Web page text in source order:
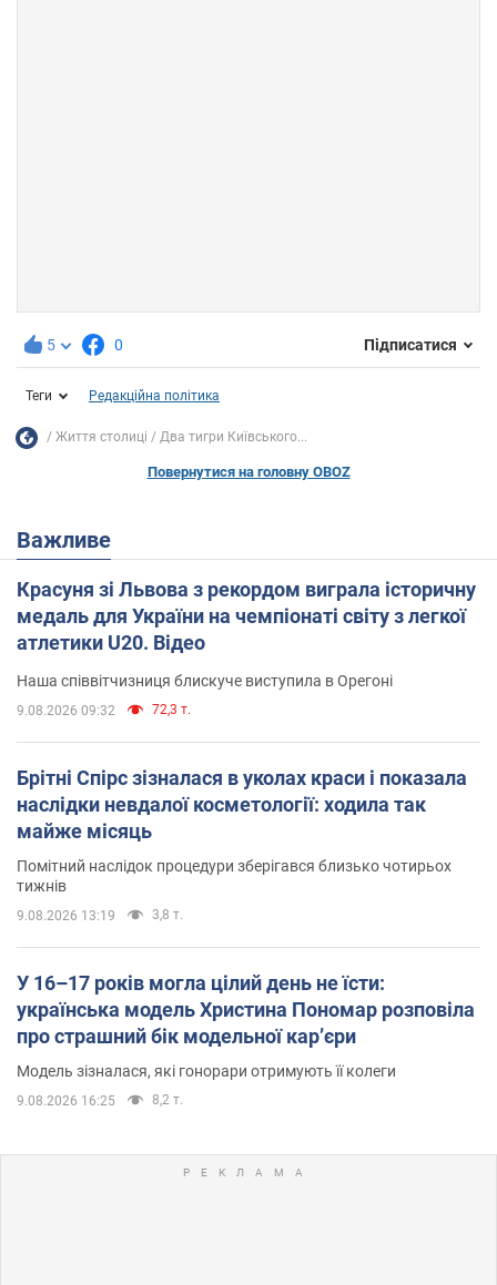
5 0 Підписатися
Теги Редакційна політика
Життя столиці Два тигри Київського...
Повернутися на головну OBOZ
Важливе
Красуня зі Львова з рекордом виграла історичну
медаль для України на чемпіонаті світу з легкої
атлетики U20. Відео
Наша співвітчизниця блискуче виступила в Орегоні
9.08.2026 09:32 72,3 т.
Брітні Спірс зізналася в уколах краси і показала
наслідки невдалої косметології: ходила так
майже місяць
Помітний наслідок процедури зберігався близько чотирьох
тижнів
9.08.2026 13:19 3,8 т.
У 16–17 років могла цілий день не їсти:
українська модель Христина Пономар розповіла
про страшний бік модельної кар’єри
Модель зізналася, які гонорари отримують її колеги
9.08.2026 16:25 8,2 т.